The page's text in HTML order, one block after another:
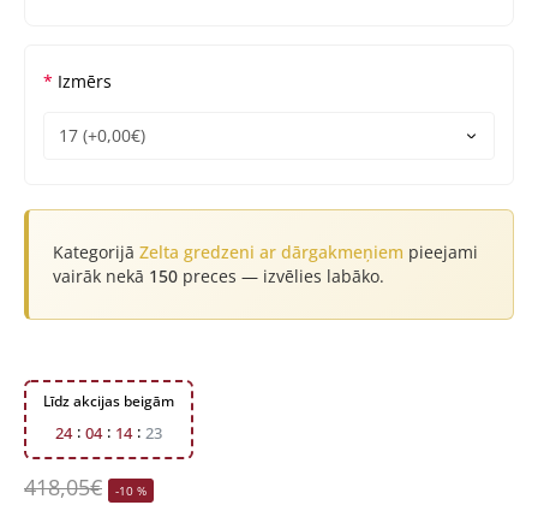
Izmērs
Kategorijā Zelta gredzeni ar dārgakmeņiem pieejami
vairāk nekā 150 preces — izvēlies labāko.
Līdz akcijas beigām
24 04 14 23
418,05€ -10 %